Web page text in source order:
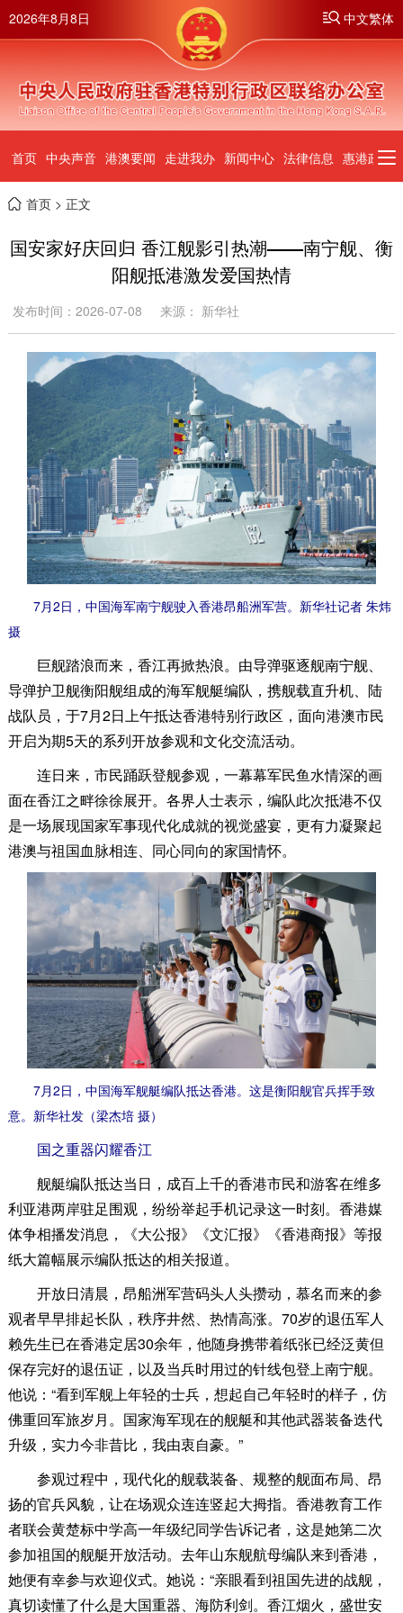
2026年8月8日 中文繁体
首页 中央声音 港澳要闻 走进我办 新闻中心 法律信息 惠港政策
首页> 正文
国安家好庆回归 香江舰影引热潮——南宁舰、衡
阳舰抵港激发爱国热情
发布时间：2026-07-08 来源： 新华社
7月2日，中国海军南宁舰驶入香港昂船洲军营。新华社记者 朱炜
摄
巨舰踏浪而来，香江再掀热浪。由导弹驱逐舰南宁舰、
导弹护卫舰衡阳舰组成的海军舰艇编队，携舰载直升机、陆
战队员，于7月2日上午抵达香港特别行政区，面向港澳市民
开启为期5天的系列开放参观和文化交流活动。
连日来，市民踊跃登舰参观，一幕幕军民鱼水情深的画
面在香江之畔徐徐展开。各界人士表示，编队此次抵港不仅
是一场展现国家军事现代化成就的视觉盛宴，更有力凝聚起
港澳与祖国血脉相连、同心同向的家国情怀。
7月2日，中国海军舰艇编队抵达香港。这是衡阳舰官兵挥手致
意。新华社发（梁杰培 摄）
国之重器闪耀香江
舰艇编队抵达当日，成百上千的香港市民和游客在维多
利亚港两岸驻足围观，纷纷举起手机记录这一时刻。香港媒
体争相播发消息，《大公报》《文汇报》《香港商报》等报
纸大篇幅展示编队抵达的相关报道。
开放日清晨，昂船洲军营码头人头攒动，慕名而来的参
观者早早排起长队，秩序井然、热情高涨。70岁的退伍军人
赖先生已在香港定居30余年，他随身携带着纸张已经泛黄但
保存完好的退伍证，以及当兵时用过的针线包登上南宁舰。
他说：“看到军舰上年轻的士兵，想起自己年轻时的样子，仿
佛重回军旅岁月。国家海军现在的舰艇和其他武器装备迭代
升级，实力今非昔比，我由衷自豪。”
参观过程中，现代化的舰载装备、规整的舰面布局、昂
扬的官兵风貌，让在场观众连连竖起大拇指。香港教育工作
者联会黄楚标中学高一年级纪同学告诉记者，这是她第二次
参加祖国的舰艇开放活动。去年山东舰航母编队来到香港，
她便有幸参与欢迎仪式。她说：“亲眼看到祖国先进的战舰，
真切读懂了什么是大国重器、海防利剑。香江烟火，盛世安